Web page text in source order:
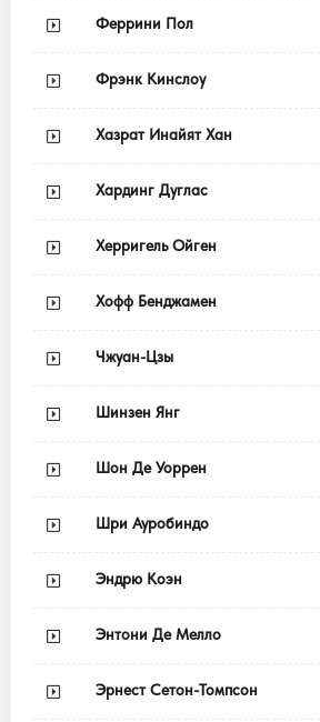
Феррини Пол
Фрэнк Кинслоу
Хазрат Инайят Хан
Хардинг Дуглас
Херригель Ойген
Хофф Бенджамен
Чжуан-Цзы
Шинзен Янг
Шон Де Уоррен
Шри Ауробиндо
Эндрю Коэн
Энтони Де Мелло
Эрнест Сетон-Томпсон